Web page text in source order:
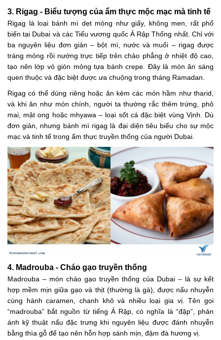
3. Rigag - Biểu tượng của ẩm thực mộc mạc mà tinh tế
Rigag là loại bánh mì dẹt mỏng như giấy, không men, rất phổ
biến tại Dubai và các Tiểu vương quốc Ả Rập Thống nhất. Chỉ với
ba nguyên liệu đơn giản – bột mì, nước và muối – rigag được
tráng mỏng rồi nướng trực tiếp trên chảo phẳng ở nhiệt độ cao,
tạo nên lớp vỏ giòn mỏng tựa bánh crepe. Đây là món ăn sáng
quen thuộc và đặc biệt được ưa chuộng trong tháng Ramadan.
Rigag có thể dùng riêng hoặc ăn kèm các món hầm như tharid,
và khi ăn như món chính, người ta thường rắc thêm trứng, phô
mai, mật ong hoặc mhyawa – loại sốt cá đặc biệt vùng Vịnh. Dù
đơn giản, nhưng bánh mì rigag là đại diện tiêu biểu cho sự mộc
mạc và tinh tế trong ẩm thực truyền thống của người Dubai.
4. Madrouba - Cháo gạo truyền thống
Madrouba – món cháo gạo truyền thống của Dubai – là sự kết
hợp mềm mịn giữa gạo và thịt (thường là gà), được nấu nhuyễn
cùng hành caramen, chanh khô và nhiều loại gia vị. Tên gọi
“madrouba” bắt nguồn từ tiếng Ả Rập, có nghĩa là “đập”, phản
ánh kỹ thuật nấu đặc trưng khi nguyên liệu được đánh nhuyễn
bằng thìa gỗ để tạo nên hỗn hợp sánh mịn, đậm đà hương vị.